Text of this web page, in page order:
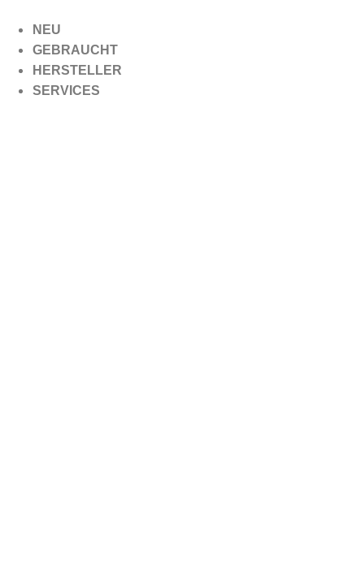
Inhalt
springen
NEU
GEBRAUCHT
HERSTELLER
SERVICES